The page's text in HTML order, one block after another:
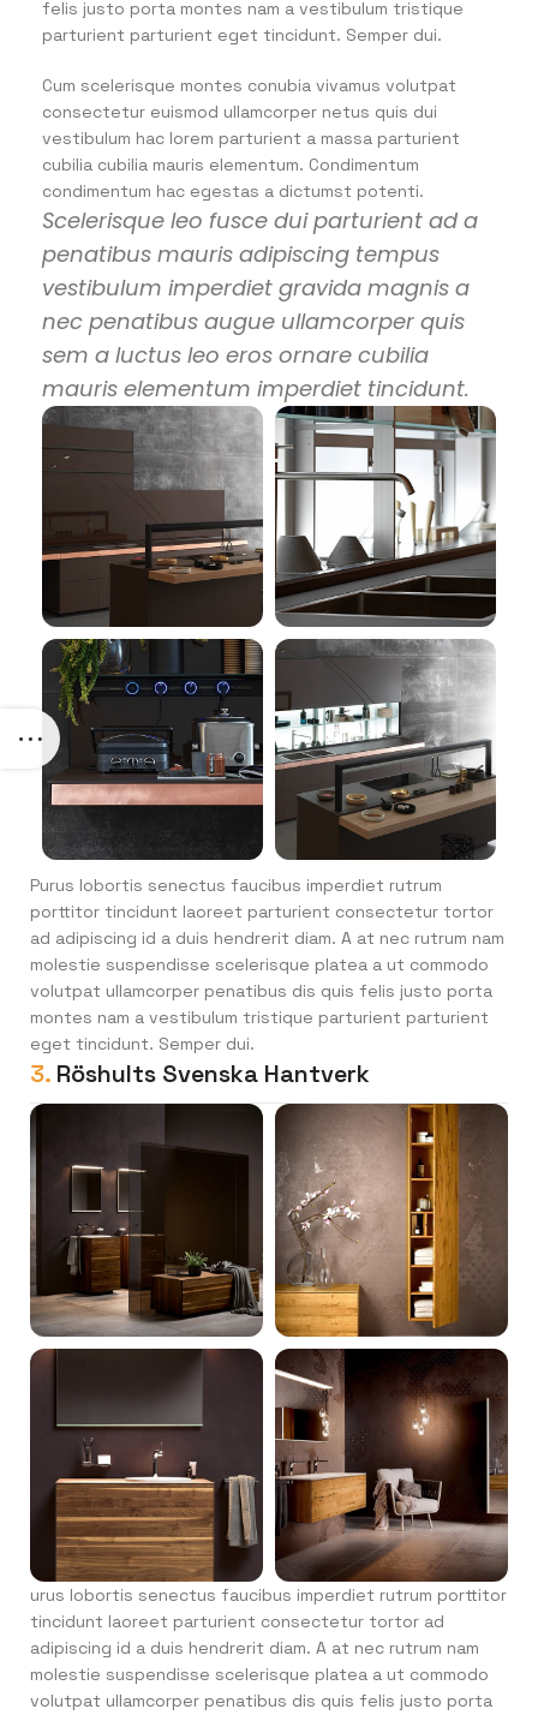
felis justo porta montes nam a vestibulum tristique
parturient parturient eget tincidunt. Semper dui.
Cum scelerisque montes conubia vivamus volutpat
consectetur euismod ullamcorper netus quis dui
vestibulum hac lorem parturient a massa parturient
cubilia cubilia mauris elementum. Condimentum
condimentum hac egestas a dictumst potenti.
Scelerisque leo fusce dui parturient ad a
penatibus mauris adipiscing tempus
vestibulum imperdiet gravida magnis a
nec penatibus augue ullamcorper quis
sem a luctus leo eros ornare cubilia
mauris elementum imperdiet tincidunt.
Purus lobortis senectus faucibus imperdiet rutrum
porttitor tincidunt laoreet parturient consectetur tortor
ad adipiscing id a duis hendrerit diam. A at nec rutrum nam
molestie suspendisse scelerisque platea a ut commodo
volutpat ullamcorper penatibus dis quis felis justo porta
montes nam a vestibulum tristique parturient parturient
eget tincidunt. Semper dui.
3. Röshults Svenska Hantverk
urus lobortis senectus faucibus imperdiet rutrum porttitor
tincidunt laoreet parturient consectetur tortor ad
adipiscing id a duis hendrerit diam. A at nec rutrum nam
molestie suspendisse scelerisque platea a ut commodo
volutpat ullamcorper penatibus dis quis felis justo porta